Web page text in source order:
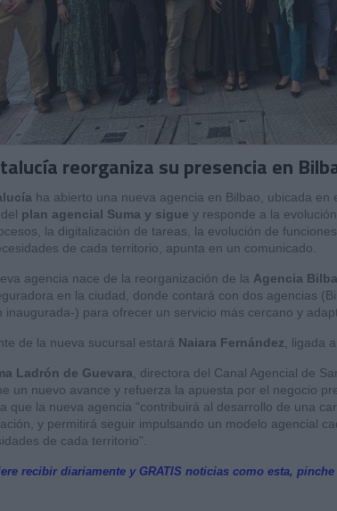
reorganiza su presencia en
ha abierto una nueva agencia en Bilbao, ubicada
plan agencial Suma y sigue y responde a la
la digitalización de tareas, la evolución de
de cada territorio, apunta en un comunicado.
agencia nace de la reorganización de la Agencia
en la ciudad, donde contará con dos agencias
inaugurada-) para ofrecer un servicio más cercano y
de la nueva sucursal estará Naiara Fernández , ligada
Ladrón de Guevara , directora del Canal Agencial de
un nuevo avance y refuerza la apuesta por el negocio
que la nueva agencia "contribuirá al desarrollo de una
y permitirá seguir impulsando un modelo agencial
de cada territorio".
recibir diariamente y GRATIS noticias como esta,